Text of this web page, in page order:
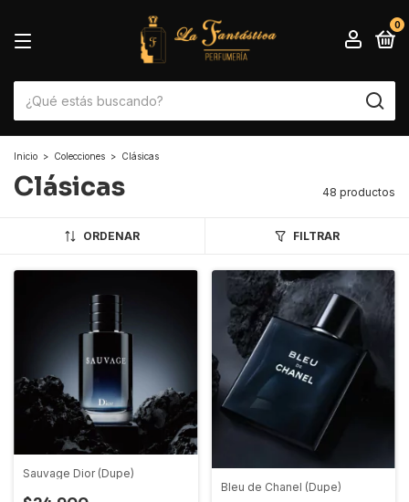
0
Inicio > Colecciones > Clásicas
Clásicas 48 productos
ORDENAR FILTRAR
Sauvage Dior (Dupe)
Bleu de Chanel (Dupe)